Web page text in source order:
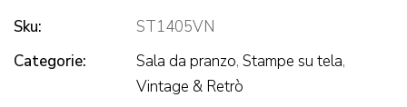
Sku:
ST1405VN
Categorie:
Sala da pranzo, Stampe su tela,
Vintage & Retrò